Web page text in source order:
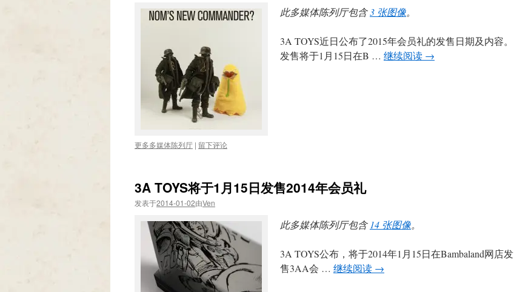
此多媒体陈列厅包含3 张图像。
3A TOYS近日公布了2015年会员礼的发售日期及内容。
发售将于1月15日在B … 继续阅读 →
更多多媒体陈列厅 | 留下评论
3A TOYS将于1月15日发售2014年会员礼
发表于2014-01-02由Ven
此多媒体陈列厅包含 14 张图像。
3A TOYS公布，将于2014年1月15日在Bambaland网店发
售3AA会 … 继续阅读 →